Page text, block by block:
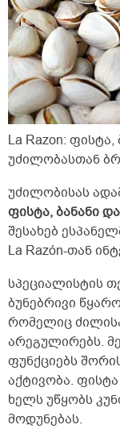
La Razon:
უძილობასთან
უძილობისას
ფისტა, ბანანი
შესახებ
La Razón-თან
სპეციალისტის
ბუნებრივი
რომელიც
არეგულირებს.
ფუნქციებს
აქტივობა.
ხელს უწყობს
მოდუნებას.